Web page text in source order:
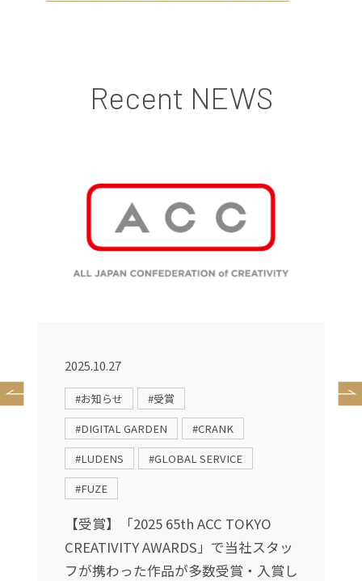
Recent NEWS
2025.10.27
#お知らせ
#受賞
#DIGITAL GARDEN
#CRANK
#LUDENS
#GLOBAL SERVICE
#FUZE
【受賞】「2025 65th ACC TOKYO
CREATIVITY AWARDS」で当社スタッ
フが携わった作品が多数受賞・入賞し